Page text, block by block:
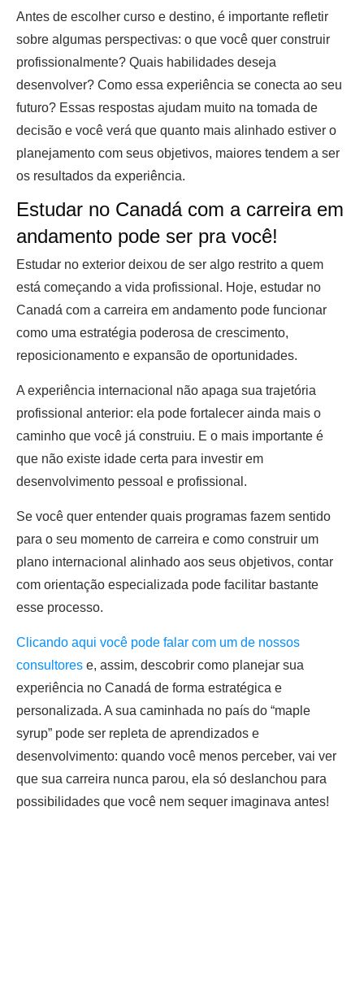
Antes de escolher curso e destino, é importante refletir
sobre algumas perspectivas: o que você quer construir
profissionalmente? Quais habilidades deseja
desenvolver? Como essa experiência se conecta ao seu
futuro? Essas respostas ajudam muito na tomada de
decisão e você verá que quanto mais alinhado estiver o
planejamento com seus objetivos, maiores tendem a ser
os resultados da experiência.
Estudar no Canadá com a carreira em
andamento pode ser pra você!
Estudar no exterior deixou de ser algo restrito a quem
está começando a vida profissional. Hoje, estudar no
Canadá com a carreira em andamento pode funcionar
como uma estratégia poderosa de crescimento,
reposicionamento e expansão de oportunidades.
A experiência internacional não apaga sua trajetória
profissional anterior: ela pode fortalecer ainda mais o
caminho que você já construiu. E o mais importante é
que não existe idade certa para investir em
desenvolvimento pessoal e profissional.
Se você quer entender quais programas fazem sentido
para o seu momento de carreira e como construir um
plano internacional alinhado aos seus objetivos, contar
com orientação especializada pode facilitar bastante
esse processo.
Clicando aqui você pode falar com um de nossos
consultores e, assim, descobrir como planejar sua
experiência no Canadá de forma estratégica e
personalizada. A sua caminhada no país do “maple
syrup” pode ser repleta de aprendizados e
desenvolvimento: quando você menos perceber, vai ver
que sua carreira nunca parou, ela só deslanchou para
possibilidades que você nem sequer imaginava antes!